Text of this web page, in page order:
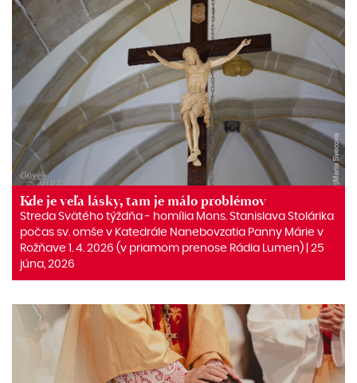
Kde je veľa lásky, tam je málo problémov
Streda Svätého týždňa ‒ homília Mons. Stanislava Stolárika
počas sv. omše v Katedrále Nanebovzatia Panny Márie v
Rožňave 1. 4. 2026 (v priamom prenose Rádia Lumen) | 25
júna, 2026